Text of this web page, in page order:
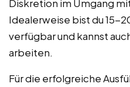
Diskretion im Umgang
Idealerweise bist du 15-
verfügbar und kannst
arbeiten.
Für die erfolgreiche